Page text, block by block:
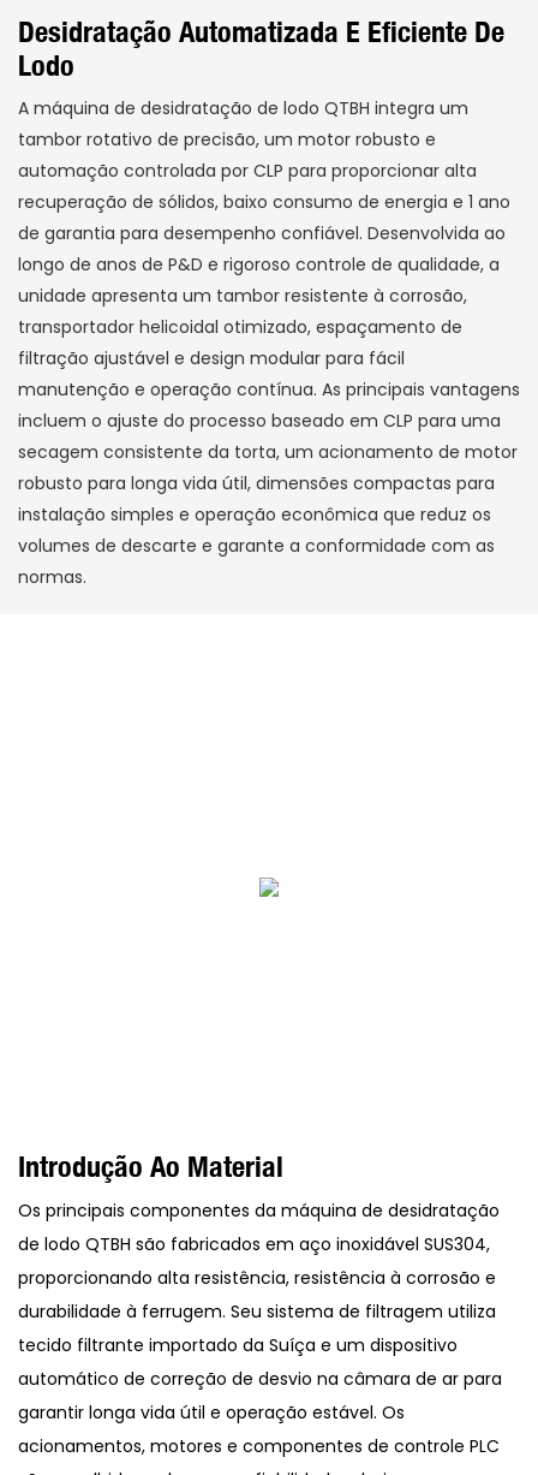
Desidratação Automatizada E Eficiente De
Lodo
A máquina de desidratação de lodo QTBH integra um
tambor rotativo de precisão, um motor robusto e
automação controlada por CLP para proporcionar alta
recuperação de sólidos, baixo consumo de energia e 1 ano
de garantia para desempenho confiável. Desenvolvida ao
longo de anos de P&D e rigoroso controle de qualidade, a
unidade apresenta um tambor resistente à corrosão,
transportador helicoidal otimizado, espaçamento de
filtração ajustável e design modular para fácil
manutenção e operação contínua. As principais vantagens
incluem o ajuste do processo baseado em CLP para uma
secagem consistente da torta, um acionamento de motor
robusto para longa vida útil, dimensões compactas para
instalação simples e operação econômica que reduz os
volumes de descarte e garante a conformidade com as
normas.
Introdução Ao Material
Os principais componentes da máquina de desidratação
de lodo QTBH são fabricados em aço inoxidável SUS304,
proporcionando alta resistência, resistência à corrosão e
durabilidade à ferrugem. Seu sistema de filtragem utiliza
tecido filtrante importado da Suíça e um dispositivo
automático de correção de desvio na câmara de ar para
garantir longa vida útil e operação estável. Os
acionamentos, motores e componentes de controle PLC